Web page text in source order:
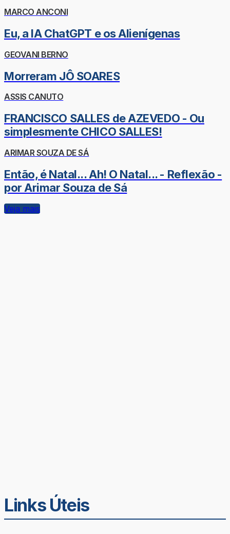
MARCO ANCONI
Eu, a IA ChatGPT e os Alienígenas
GEOVANI BERNO
Morreram JÔ SOARES
ASSIS CANUTO
FRANCISCO SALLES de AZEVEDO - Ou
simplesmente CHICO SALLES!
ARIMAR SOUZA DE SÁ
Então, é Natal... Ah! O Natal... - Reflexão -
por Arimar Souza de Sá
Veja mais
Links Úteis